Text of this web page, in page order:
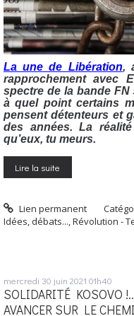
La une de Libération,
rapprochement avec
spectre de la bande FN
à quel point certains
pensent détenteurs et
des années. La
qu’eux, tu meurs.
Lire la suite
Lien permanent
Idées, débats... Révolution -
mercredi 30 juin 2021 01h40
SOLIDARITÉ KOSOVO
AVANCER SUR LE